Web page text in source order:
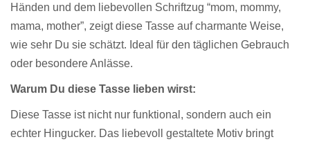
Händen und dem liebevollen Schriftzug “mom, mommy,
mama, mother”, zeigt diese Tasse auf charmante Weise,
wie sehr Du sie schätzt. Ideal für den täglichen Gebrauch
oder besondere Anlässe.
Warum Du diese Tasse lieben wirst:
Diese Tasse ist nicht nur funktional, sondern auch ein
echter Hingucker. Das liebevoll gestaltete Motiv bringt